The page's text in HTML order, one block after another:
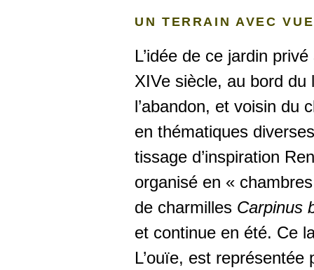
UN TERRAIN AVEC
L’idée de ce jardin
XIVe siècle, au bord
l’abandon, et voisin du
en thématiques
tissage d’inspiration
organisé en «
de charmilles Carpinus
et continue en été. Ce
L’ouïe, est représentée